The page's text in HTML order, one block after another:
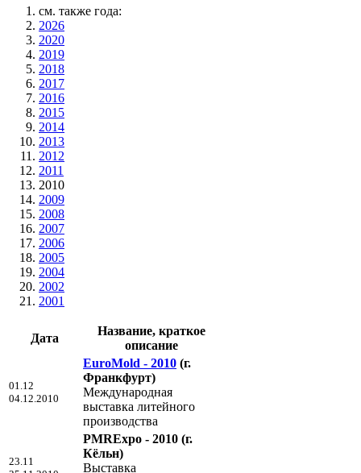
см. также года:
2026
2020
2019
2018
2017
2016
2015
2014
2013
2012
2011
2010
2009
2008
2007
2006
2005
2004
2002
2001
Дата
Название, краткое
описание
01.12
04.12.2010
EuroMold - 2010 (г.
Франкфурт)
Международная
выставка литейного
производства
23.11
PMRExpo - 2010 (г.
Кёльн)
Выставка